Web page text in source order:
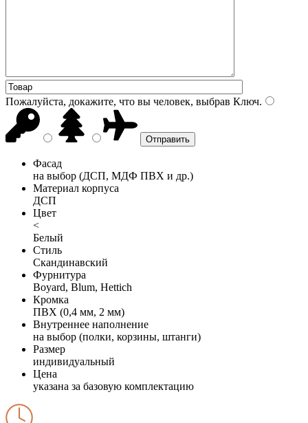
Пожалуйста, докажите, что вы человек, выбрав Ключ.
Фасад
на выбор (ДСП, МДФ ПВХ и др.)
Материал корпуса
ДСП
Цвет
<
Белый
Стиль
Скандинавский
Фурнитура
Boyard, Blum, Hettich
Кромка
ПВХ (0,4 мм, 2 мм)
Внутреннее наполнение
на выбор (полки, корзины, штанги)
Размер
индивидуальный
Цена
указана за базовую комплектацию